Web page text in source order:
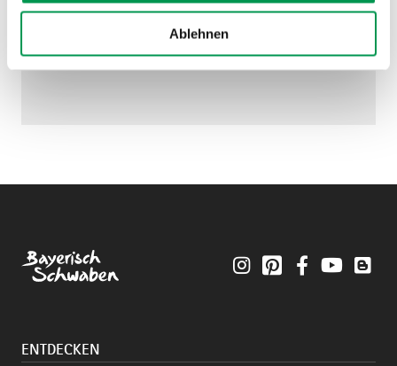
Ablehnen
InstagramPinterestFacebookYouTube
ENTDECKEN